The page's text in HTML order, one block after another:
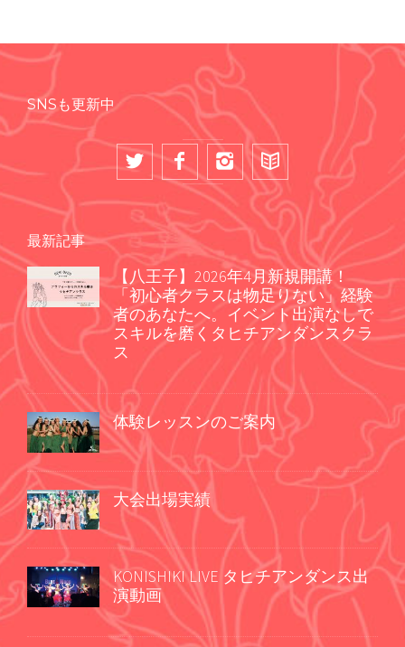
SNSも更新中
最新記事
【八王子】2026年4月新規開講！
「初心者クラスは物足りない」経験
者のあなたへ。イベント出演なしで
スキルを磨くタヒチアンダンスクラ
ス
体験レッスンのご案内
大会出場実績
KONISHIKI LIVE タヒチアンダンス出
演動画